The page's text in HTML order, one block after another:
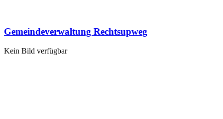
Gemeindeverwaltung Rechtsupweg
Kein Bild verfügbar